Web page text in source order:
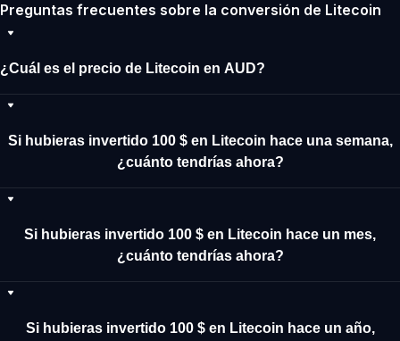
Preguntas frecuentes sobre la conversión de Litecoin
¿Cuál es el precio de Litecoin en AUD?
Si hubieras invertido 100 $ en Litecoin hace una semana,
¿cuánto tendrías ahora?
Si hubieras invertido 100 $ en Litecoin hace un mes,
¿cuánto tendrías ahora?
Si hubieras invertido 100 $ en Litecoin hace un año,